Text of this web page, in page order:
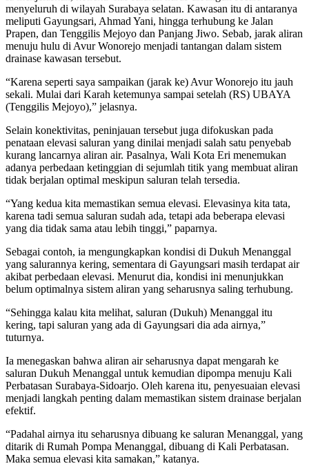
menyeluruh di wilayah Surabaya selatan. Kawasan itu di antaranya
meliputi Gayungsari, Ahmad Yani, hingga terhubung ke Jalan
Prapen, dan Tenggilis Mejoyo dan Panjang Jiwo. Sebab, jarak aliran
menuju hulu di Avur Wonorejo menjadi tantangan dalam sistem
drainase kawasan tersebut.
“Karena seperti saya sampaikan (jarak ke) Avur Wonorejo itu jauh
sekali. Mulai dari Karah ketemunya sampai setelah (RS) UBAYA
(Tenggilis Mejoyo),” jelasnya.
Selain konektivitas, peninjauan tersebut juga difokuskan pada
penataan elevasi saluran yang dinilai menjadi salah satu penyebab
kurang lancarnya aliran air. Pasalnya, Wali Kota Eri menemukan
adanya perbedaan ketinggian di sejumlah titik yang membuat aliran
tidak berjalan optimal meskipun saluran telah tersedia.
“Yang kedua kita memastikan semua elevasi. Elevasinya kita tata,
karena tadi semua saluran sudah ada, tetapi ada beberapa elevasi
yang dia tidak sama atau lebih tinggi,” paparnya.
Sebagai contoh, ia mengungkapkan kondisi di Dukuh Menanggal
yang salurannya kering, sementara di Gayungsari masih terdapat air
akibat perbedaan elevasi. Menurut dia, kondisi ini menunjukkan
belum optimalnya sistem aliran yang seharusnya saling terhubung.
“Sehingga kalau kita melihat, saluran (Dukuh) Menanggal itu
kering, tapi saluran yang ada di Gayungsari dia ada airnya,”
tuturnya.
Ia menegaskan bahwa aliran air seharusnya dapat mengarah ke
saluran Dukuh Menanggal untuk kemudian dipompa menuju Kali
Perbatasan Surabaya-Sidoarjo. Oleh karena itu, penyesuaian elevasi
menjadi langkah penting dalam memastikan sistem drainase berjalan
efektif.
“Padahal airnya itu seharusnya dibuang ke saluran Menanggal, yang
ditarik di Rumah Pompa Menanggal, dibuang di Kali Perbatasan.
Maka semua elevasi kita samakan,” katanya.